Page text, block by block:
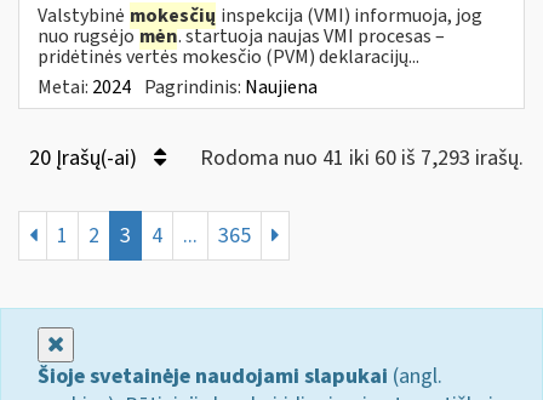
Valstybinė mokesčių inspekcija (VMI) informuoja, jog
nuo rugsėjomėn. startuoja naujas VMI procesas –
pridėtinės vertės mokesčio (PVM) deklaracijų...
Metai: 2024 Pagrindinis: Naujiena
20 Įrašų(-ai) Rodoma nuo 41 iki 60 iš 7,293 irašų.
1 2 3 4 ... 365
Šioje svetainėje naudojami slapukai (angl.